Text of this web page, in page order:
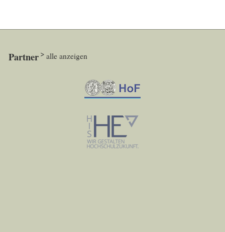
Partner alle anzeigen